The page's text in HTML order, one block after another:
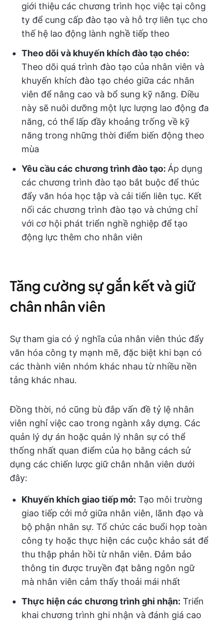
giới thiệu các chương trình học việc tại công
ty để cung cấp đào tạo và hỗ trợ liên tục cho
thế hệ lao động lành nghề tiếp theo
Theo dõi và khuyến khích đào tạo chéo:
Theo dõi quá trình đào tạo của nhân viên và
khuyến khích đào tạo chéo giữa các nhân
viên để nâng cao và bổ sung kỹ năng. Điều
này sẽ nuôi dưỡng một lực lượng lao động đa
năng, có thể lấp đầy khoảng trống về kỹ
năng trong những thời điểm biến động theo
mùa
Yêu cầu các chương trình đào tạo: Áp dụng
các chương trình đào tạo bắt buộc để thúc
đẩy văn hóa học tập và cải tiến liên tục. Kết
nối các chương trình đào tạo và chứng chỉ
với cơ hội phát triển nghề nghiệp để tạo
động lực thêm cho nhân viên
Tăng cường sự gắn kết và giữ
chân nhân viên
Sự tham gia có ý nghĩa của nhân viên thúc đẩy
văn hóa công ty mạnh mẽ, đặc biệt khi bạn có
các thành viên nhóm khác nhau từ nhiều nền
tảng khác nhau.
Đồng thời, nó cũng bù đắp vấn đề tỷ lệ nhân
viên nghỉ việc cao trong ngành xây dựng. Các
quản lý dự án hoặc quản lý nhân sự có thể
thống nhất quan điểm của họ bằng cách sử
dụng các chiến lược giữ chân nhân viên dưới
đây:
Khuyến khích giao tiếp mở: Tạo môi trường
giao tiếp cởi mở giữa nhân viên, lãnh đạo và
bộ phận nhân sự. Tổ chức các buổi họp toàn
công ty hoặc thực hiện các cuộc khảo sát để
thu thập phản hồi từ nhân viên. Đảm bảo
thông tin được truyền đạt bằng ngôn ngữ
mà nhân viên cảm thấy thoải mái nhất
Thực hiện các chương trình ghi nhận: Triển
khai chương trình ghi nhận và đánh giá cao